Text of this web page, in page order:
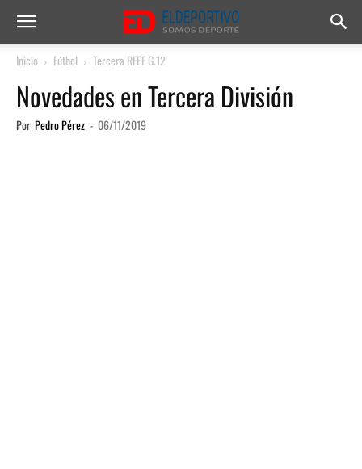
Inicio Fútbol Tercera RFEF G.12
Novedades en Tercera División
Por Pedro Pérez - 06/11/2019